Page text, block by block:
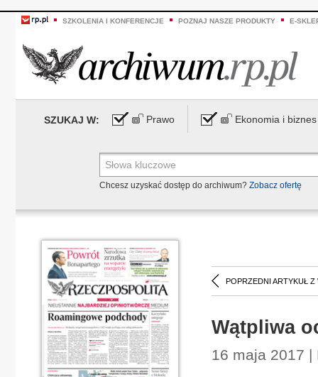
SZKOLENIA I KONFERENCJE POZNAJ NASZE PRODUKTY E-
SZUKAJ W: Prawo Ekonomia i biznes
Chcesz uzyskać dostęp do archiwum? Zobacz ofertę
POPRZEDNI ARTYKUŁ Z
Wątpliwa
16 maja 2017 |